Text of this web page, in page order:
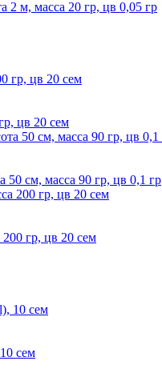
2 м, масса 20 гр, цв 0,05 гр
цв 20 сем
см, масса 90 гр, цв 0,1 гр
гр, цв 20 сем
сем